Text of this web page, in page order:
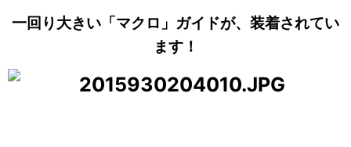
一回り大きい「マクロ」ガイドが、装着されてい
ます！